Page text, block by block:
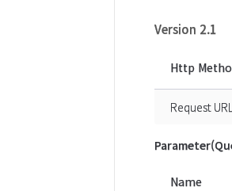
Version 2.1
Http
Request
Name